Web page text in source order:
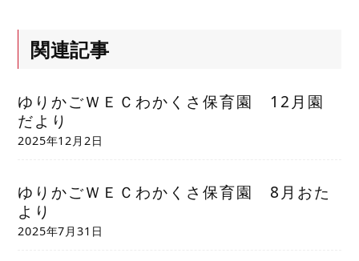
関連記事
ゆりかごＷＥＣわかくさ保育園 12月園
だより
2025年12月2日
ゆりかごＷＥＣわかくさ保育園 8月おた
より
2025年7月31日